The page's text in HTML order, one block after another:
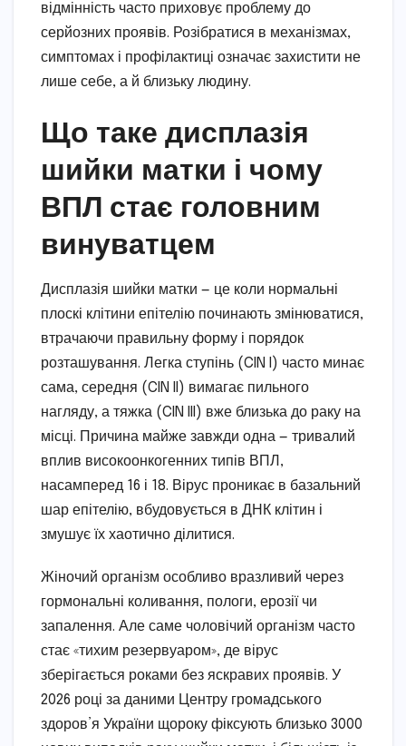
відмінність часто приховує проблему до
серйозних проявів. Розібратися в механізмах,
симптомах і профілактиці означає захистити не
лише себе, а й близьку людину.
Що таке дисплазія
шийки матки і чому
ВПЛ стає головним
винуватцем
Дисплазія шийки матки — це коли нормальні
плоскі клітини епітелію починають змінюватися,
втрачаючи правильну форму і порядок
розташування. Легка ступінь (CIN I) часто минає
сама, середня (CIN II) вимагає пильного
нагляду, а тяжка (CIN III) вже близька до раку на
місці. Причина майже завжди одна — тривалий
вплив високоонкогенних типів ВПЛ,
насамперед 16 і 18. Вірус проникає в базальний
шар епітелію, вбудовується в ДНК клітин і
змушує їх хаотично ділитися.
Жіночий організм особливо вразливий через
гормональні коливання, пологи, ерозії чи
запалення. Але саме чоловічий організм часто
стає «тихим резервуаром», де вірус
зберігається роками без яскравих проявів. У
2026 році за даними Центру громадського
здоров’я України щороку фіксують близько 3000